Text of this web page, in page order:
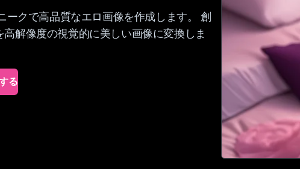
ークで高品質なエロ画像を作成します。 創
解像度の視覚的に美しい画像に変換しま
る